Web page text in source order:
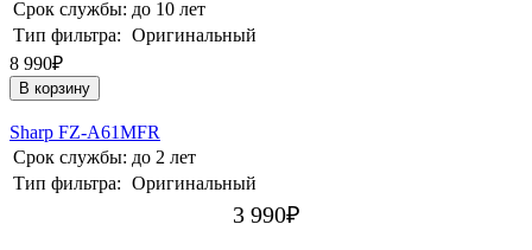
Срок службы: до 10 лет
Тип фильтра: Оригинальный
8 990₽
В корзину
Sharp FZ-A61MFR
Срок службы: до 2 лет
Тип фильтра: Оригинальный
3 990₽